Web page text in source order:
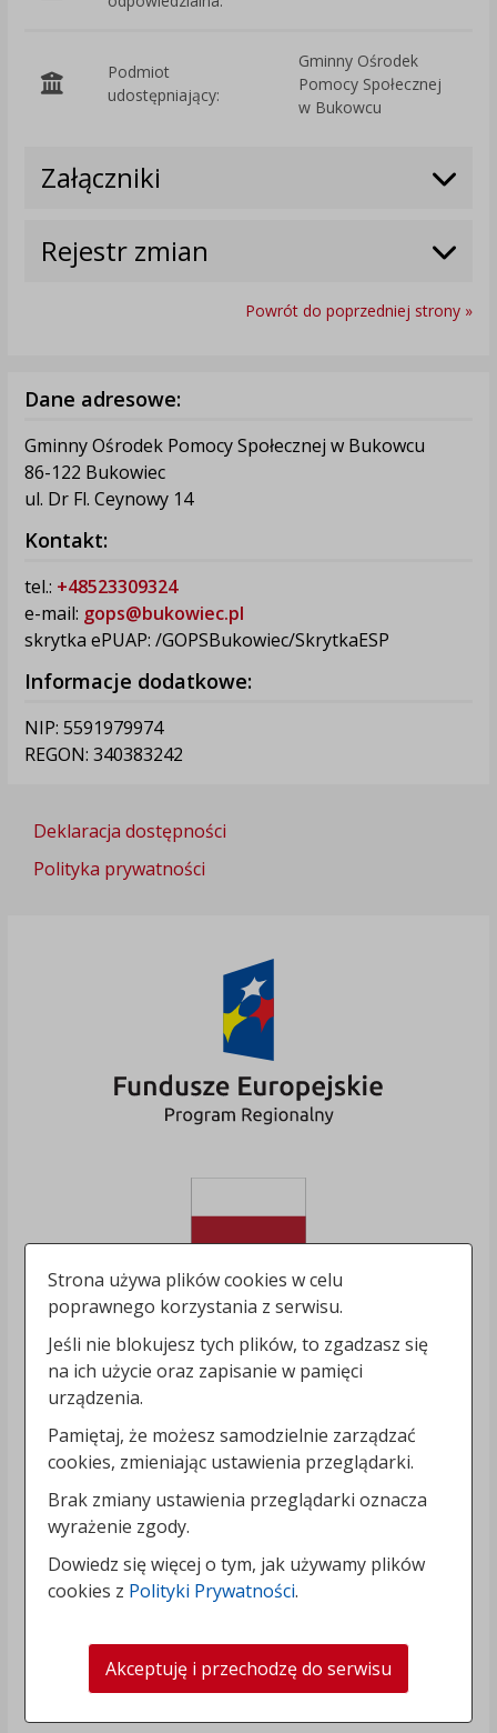
Podmiot
udostępniający:
Gminny Ośrodek
Pomocy Społecznej
w Bukowcu
Załączniki
Rejestr zmian
Powrót do poprzedniej strony »
Dane adresowe:
Gminny Ośrodek Pomocy Społecznej w Bukowcu
86-122 Bukowiec
ul. Dr Fl. Ceynowy 14
Kontakt:
tel.: +48523309324
e-mail: gops@bukowiec.pl
skrytka ePUAP: /GOPSBukowiec/SkrytkaESP
Informacje dodatkowe:
NIP: 5591979974
REGON: 340383242
Deklaracja dostępności
Polityka prywatności
Strona używa plików cookies w celu
poprawnego korzystania z serwisu.
Jeśli nie blokujesz tych plików, to zgadzasz się
na ich użycie oraz zapisanie w pamięci
urządzenia.
Pamiętaj, że możesz samodzielnie zarządzać
cookies, zmieniając ustawienia przeglądarki.
Brak zmiany ustawienia przeglądarki oznacza
wyrażenie zgody.
Dowiedz się więcej o tym, jak używamy plików
cookies z Polityki Prywatności.
Akceptuję i przechodzę do serwisu